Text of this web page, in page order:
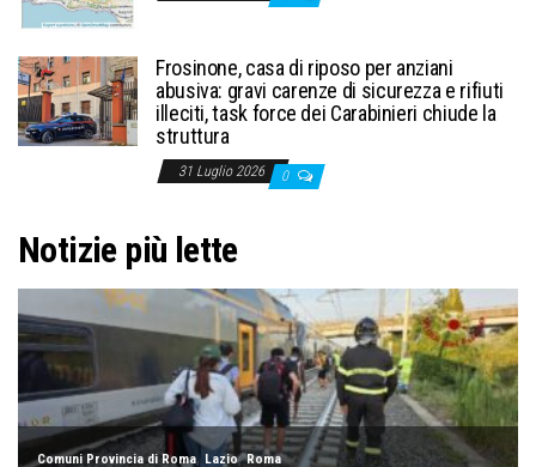
Frosinone, casa di riposo per anziani
abusiva: gravi carenze di sicurezza e rifiuti
illeciti, task force dei Carabinieri chiude la
struttura
31 Luglio 2026 0
Notizie più lette